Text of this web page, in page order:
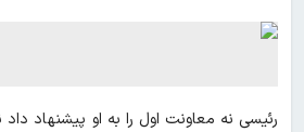
رئیسی نه معاونت اول را به او پیشنهاد داد